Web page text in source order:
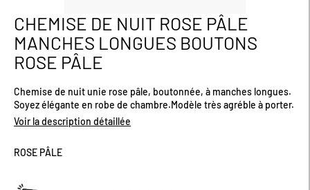
Passer
au
début
de
la
Galerie
d’images
CHEMISE DE NUIT ROSE PÂLE
MANCHES LONGUES BOUTONS
ROSE PÂLE
Chemise de nuit unie rose pâle, boutonnée, à manches longues.
Soyez élégante en robe de chambre.Modèle très agréble à porter.
Voir la description détaillée
ROSE PÂLE